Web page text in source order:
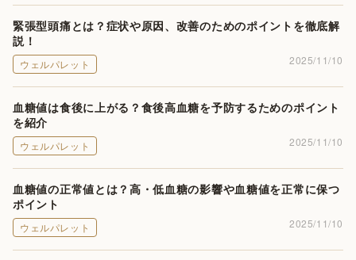
緊張型頭痛とは？症状や原因、改善のためのポイントを徹底解
説！
ウェルパレット 2025/11/10
血糖値は食後に上がる？食後高血糖を予防するためのポイント
を紹介
ウェルパレット 2025/11/10
血糖値の正常値とは？高・低血糖の影響や血糖値を正常に保つ
ポイント
ウェルパレット 2025/11/10